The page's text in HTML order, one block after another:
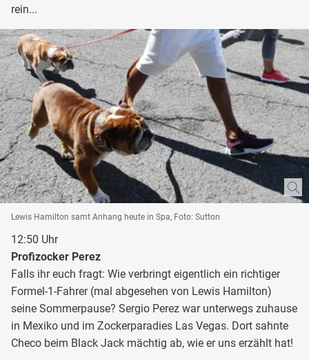
rein...
Lewis Hamilton samt Anhang heute in Spa, Foto: Sutton
12:50 Uhr
Profizocker Perez
Falls ihr euch fragt: Wie verbringt eigentlich ein richtiger
Formel-1-Fahrer (mal abgesehen von Lewis Hamilton)
seine Sommerpause? Sergio Perez war unterwegs zuhause
in Mexiko und im Zockerparadies Las Vegas. Dort sahnte
Checo beim Black Jack mächtig ab, wie er uns erzählt hat!